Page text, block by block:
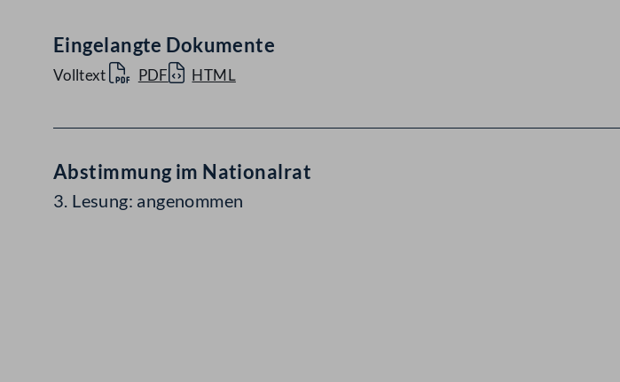
Eingelangte Dokumente
Volltext PDF HTML
Abstimmung im Nationalrat
3. Lesung: angenommen